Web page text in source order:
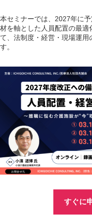
本セミナーでは、2027年に
材を軸とした人員配置の最
て、法制度・経営・現場運
す。
すぐに